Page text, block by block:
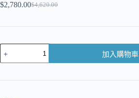
$4,620.00
$2,780.00
加入購物車